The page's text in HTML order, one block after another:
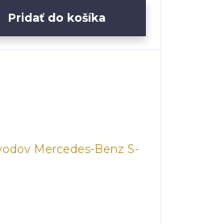
Pridať do košíka